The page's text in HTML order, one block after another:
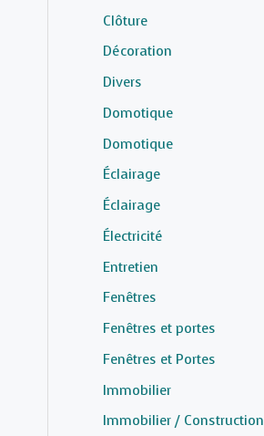
Clôture
Décoration
Divers
Domotique
Domotique
Éclairage
Éclairage
Électricité
Entretien
Fenêtres
Fenêtres et portes
Fenêtres et Portes
Immobilier
Immobilier / Construction